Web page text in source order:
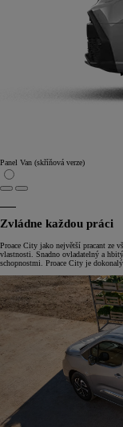
Panel Van (skříňová verze)
Zvládne každou práci
Proace City jako největší pracant ze
vlastnosti. Snadno ovladatelný a
schopnostmi. Proace City je